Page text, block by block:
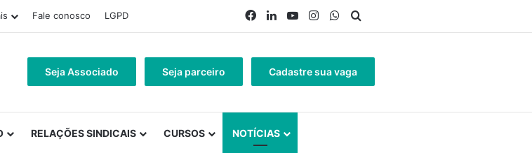
Fale conosco LGPD Facebook
LinkedinYouTubeInstagramWhatsApp
Seja Associado Seja parceiro Cadastre sua vaga
RELAÇÕES SINDICAIS CURSOS NOTÍCIAS